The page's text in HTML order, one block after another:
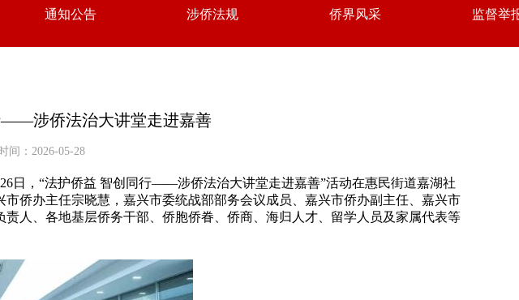
通知公告 涉侨法规 侨界风采 监督举
——涉侨法治大讲堂走进嘉善
间：2026-05-28
日，“法护侨益 智创同行——涉侨法治大讲堂走进嘉善”活动在惠民街道嘉湖社
侨办主任宗晓慧，嘉兴市委统战部部务会议成员、嘉兴市侨办副主任、嘉兴市
人、各地基层侨务干部、侨胞侨眷、侨商、海归人才、留学人员及家属代表等